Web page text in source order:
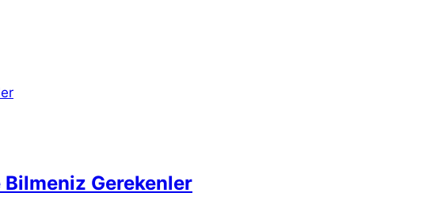
Bilmeniz Gerekenler